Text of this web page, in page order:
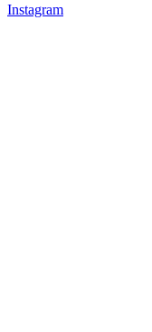
Instagram